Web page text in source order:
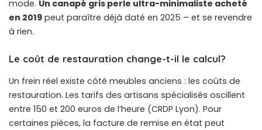
mode. Un canapé gris perle ultra-minimaliste acheté
en 2019 peut paraître déjà daté en 2025 – et se revendre
à rien.
Le coût de restauration change-t-il le calcul?
Un frein réel existe côté meubles anciens : les coûts de
restauration. Les tarifs des artisans spécialisés oscillent
entre 150 et 200 euros de l’heure (CRDP Lyon). Pour
certaines pièces, la facture de remise en état peut